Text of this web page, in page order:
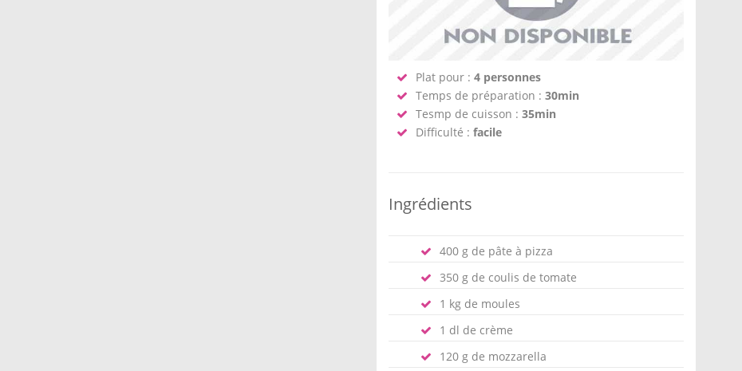
Plat pour : 4 personnes
Temps de préparation : 30min
Tesmp de cuisson : 35min
Difficulté : facile
Ingrédients
400 g de pâte à pizza
350 g de coulis de tomate
1 kg de moules
1 dl de crème
120 g de mozzarella